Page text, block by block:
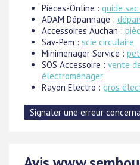
Pièces-Online : guide
ADAM Dépannage :
Accessoires Auchan :
Sav-Pem : scie circulaire
Minimenager Service :
SOS Accessoire : vente
électroménager
Rayon Electro : gros